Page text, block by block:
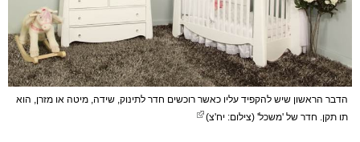
הדבר הראשון שיש להקפיד עליו כאשר רוכשים חדר לתינוק, שידה, מיטה או מזרן, הוא
תו תקן. חדר של 'משכל' (צילום: יח'צ)